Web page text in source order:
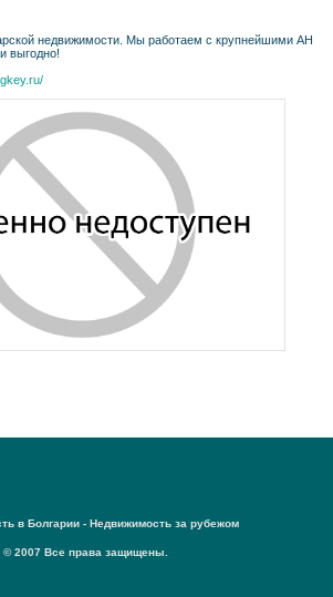
недвижимости. Мы работаем с крупнейшими АН
выгодно!
в Болгарии - Недвижимость за рубежом
© 2007 Все права защищены.